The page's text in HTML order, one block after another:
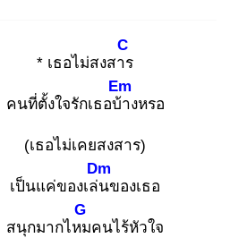
* เธอไม่สงสาร
C
คนที่ตั้งใจรักเธอบ้า
Em
งหรอ
(เธอไม่เคยสงสาร)
เป็นแค่ของเล่น
Dm
ของเธอ
สนุกมากไหม
G
คนไร้หัวใจ